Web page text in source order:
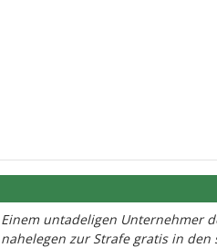
Einem untadeligen Unternehmer
nahelegen zur Strafe gratis in